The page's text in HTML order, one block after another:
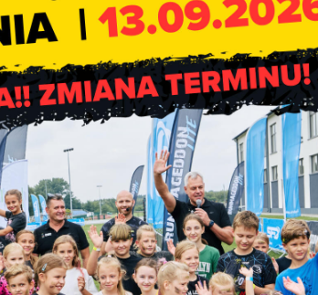
programu artystycznego grup działających w
ludowego – przygotowane przez
także występ Orkiestry Dętej Cementowni
ogniska i obrządek puszczania